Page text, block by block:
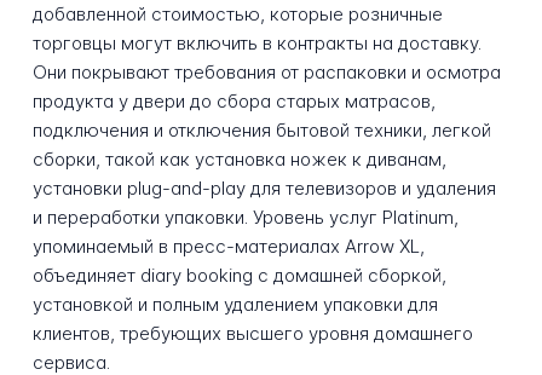
добавленной стоимостью, которые розничные
торговцы могут включить в контракты на доставку.
Они покрывают требования от распаковки и осмотра
продукта у двери до сбора старых матрасов,
подключения и отключения бытовой техники, легкой
сборки, такой как установка ножек к диванам,
установки plug-and-play для телевизоров и удаления
и переработки упаковки. Уровень услуг Platinum,
упоминаемый в пресс-материалах Arrow XL,
объединяет diary booking с домашней сборкой,
установкой и полным удалением упаковки для
клиентов, требующих высшего уровня домашнего
сервиса.